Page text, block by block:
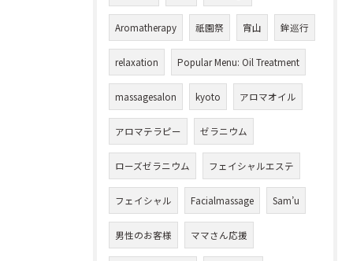
Aromatherapy 祇園祭 宵山 鉾巡行
relaxation Popular Menu: Oil Treatment
massagesalon kyoto アロマオイル
アロマテラピー ゼラニウム
ローズゼラニウム フェイシャルエステ
フェイシャル Facialmassage Sam’u
男性のお客様 ママさん応援